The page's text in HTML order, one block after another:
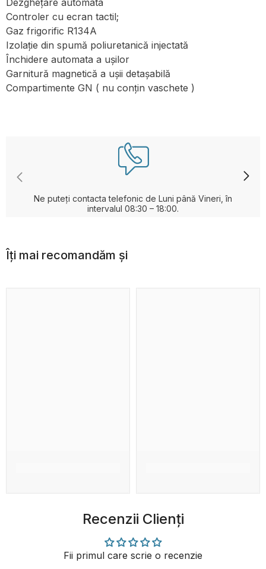
Dezghețare automata
Controler cu ecran tactil;
Gaz frigorific R134A
Izolație din spumă poliuretanică injectată
Închidere automata a ușilor
Garnitură magnetică a ușii detașabilă
Compartimente GN ( nu conțin vaschete )
Ne puteți contacta telefonic de Luni până Vineri, în
intervalul 08:30 – 18:00.
Îți mai recomandăm și
Recenzii Clienți
Fii primul care scrie o recenzie